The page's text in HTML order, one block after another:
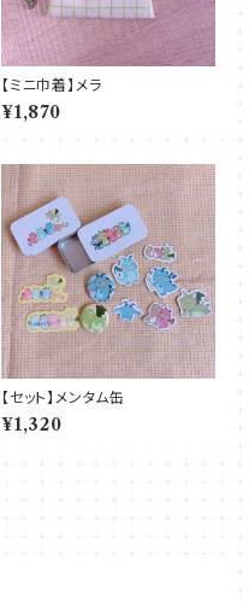
【ミニ巾着】メラ
¥1,870
【セット】メンタム缶
¥1,320